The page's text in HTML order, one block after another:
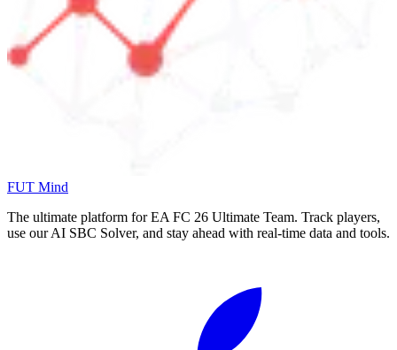
FUT Mind
The ultimate platform for EA FC 26 Ultimate Team. Track players,
use our AI SBC Solver, and stay ahead with real-time data and tools.